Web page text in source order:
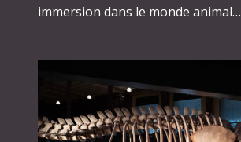
immersion dans le monde animal…